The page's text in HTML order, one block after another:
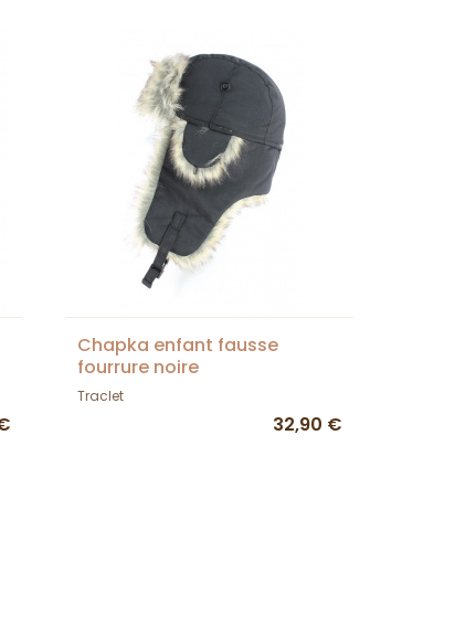
Chapka enfant fausse
fourrure noire
Traclet
32,90 €